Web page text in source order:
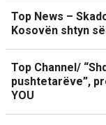
Top News –
Kosovën shtyn
Top Channel/
pushtetarëve”,
YOU